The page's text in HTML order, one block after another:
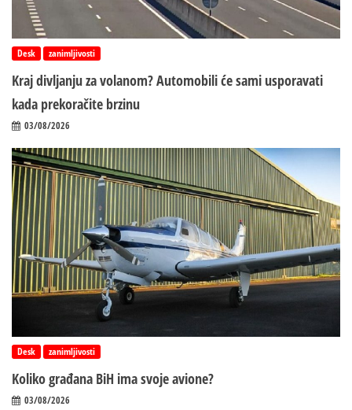
Desk zanimljivosti
Kraj divljanju za volanom? Automobili će sami usporavati
kada prekoračite brzinu
03/08/2026
Desk zanimljivosti
Koliko građana BiH ima svoje avione?
03/08/2026